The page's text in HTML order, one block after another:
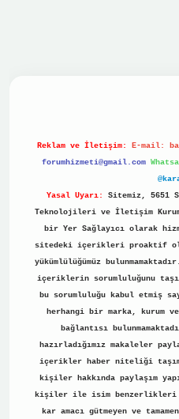
Reklam ve İletişim: E-mail:
forumhizmeti@gmail.com
Yasal Uyarı:
Sitemiz, 5651
Teknolojileri ve İletişim
bir Yer Sağlayıcı olarak
sitedeki içerikleri proaktif
yükümlülüğümüz
içeriklerin sorumluluğunu
bu sorumluluğu kabul etmiş
herhangi bir marka, kurum
bağlantısı
hazırladığımız makaleler
içerikler haber niteliği
kişiler hakkında paylaşım
kişiler ile isim benzerlikleri
kar amacı gütmeyen ve